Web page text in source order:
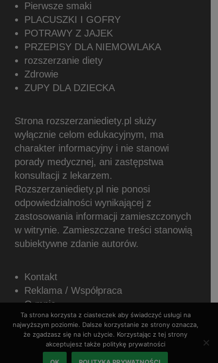
Pierwsze smaki
PLACUSZKI I GOFRY
POTRAWY Z JAJEK
PRZEPISY DLA NIEMOWLAKA
rozszerzanie diety
Zdrowie
ZUPY DLA DZIECKA
Strona rozszerzaniediety.pl służy
wyłącznie celom edukacyjnym, ma
charakter informacyjny i nie stanowi
porady medycznej, ani zastępstwa
konsultacji z lekarzem.
Rozszerzaniediety.pl nie ponosi
odpowiedzialności wynikającej z
zastosowania informacji zamieszczonych
w witrynie. Zamieszczane treści stanowią
subiektywne zdanie autorów.
Kontakt
Reklama / Współpraca
O mnie
Newsletter
Sposoby płatności
Regulamin sklepu internetowego
Polityka prywatności
Ta strona korzysta z ciasteczek aby świadczyć usługi na
najwyższym poziomie. Dalsze korzystanie ze strony oznacza,
że zgadzasz się na ich użycie. Korzystając z tej strony
akceptujesz także politykę prywatności